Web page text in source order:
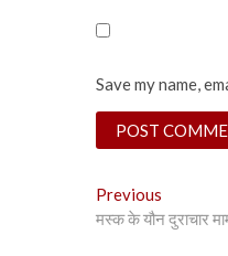
Save my name,
Post
Previous
post:
मस्क के यौन दुराचार